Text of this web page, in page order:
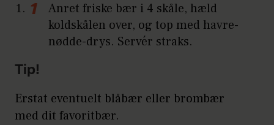
Anret friske bær i 4 skåle, hæld
koldskålen over, og top med havre-
nødde-drys. Servér straks.
Tip!
Erstat eventuelt blåbær eller brombær
med dit favoritbær.